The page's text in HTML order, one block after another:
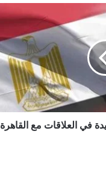
في العلاقات مع القاهرة